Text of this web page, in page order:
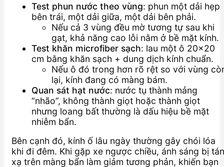
Test phun nước theo vùng: phun một dải hẹp
bên trái, một dải giữa, một dải bên phải.
Nếu cả 3 vùng đều mờ tương tự sau khi
gạt, khả năng cao lỗi nằm ở bề mặt kính.
Test khăn microfiber sạch: lau một ô 20×20
cm bằng khăn sạch + dung dịch kính chuẩn.
Nếu ô đó trong hơn rõ rệt so với vùng
lại, kính đang có màng bám.
Quan sát hạt nước: nước tụ thành mảng
“nhão”, không thành giọt hoặc thành giọt
nhưng loang bất thường là dấu hiệu bề mặt
nhiễm bẩn.
Bên cạnh đó, kính ố lâu ngày thường gây chói lóa
khi đi đêm. Khi gặp xe ngược chiều, ánh sáng bị tán
xạ trên màng bẩn làm giảm tương phản, khiến bạn